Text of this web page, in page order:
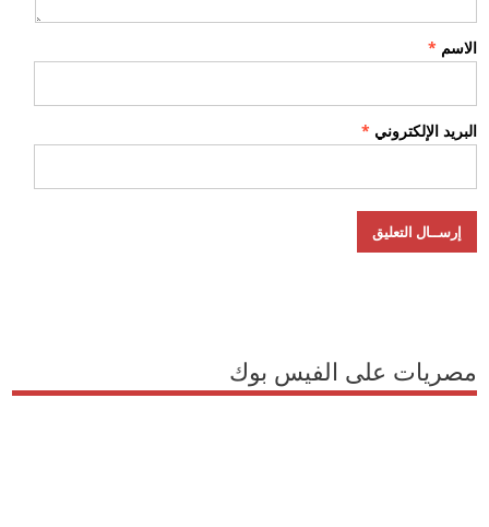
الاسم *
البريد الإلكتروني *
مصريات على الفيس بوك